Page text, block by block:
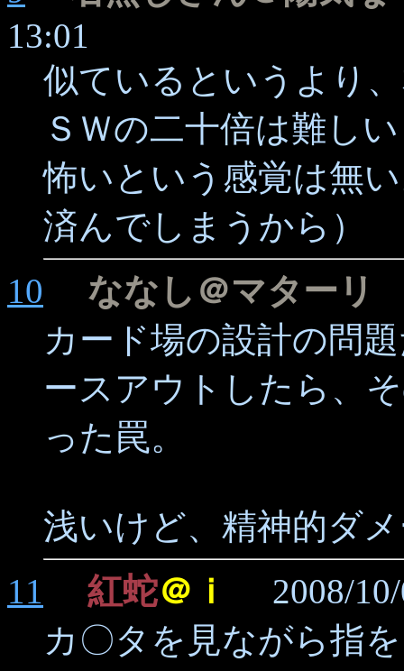
13:01
似ているというより
ＳＷの二十倍は難し
怖いという感覚は無
済んでしまうから）
10
ななし＠マターリ
カード場の設計の問
ースアウトしたら、
った罠。
浅いけど、精神的ダ
11
紅蛇＠ｉ
2008/10/
カ〇タを見ながら指